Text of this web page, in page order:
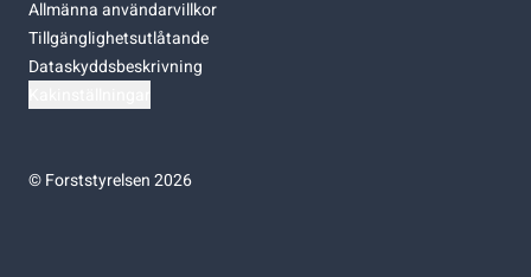
Allmänna användarvillkor
Tillgänglighetsutlåtande
Dataskyddsbeskrivning
©Forststyrelsen 2026